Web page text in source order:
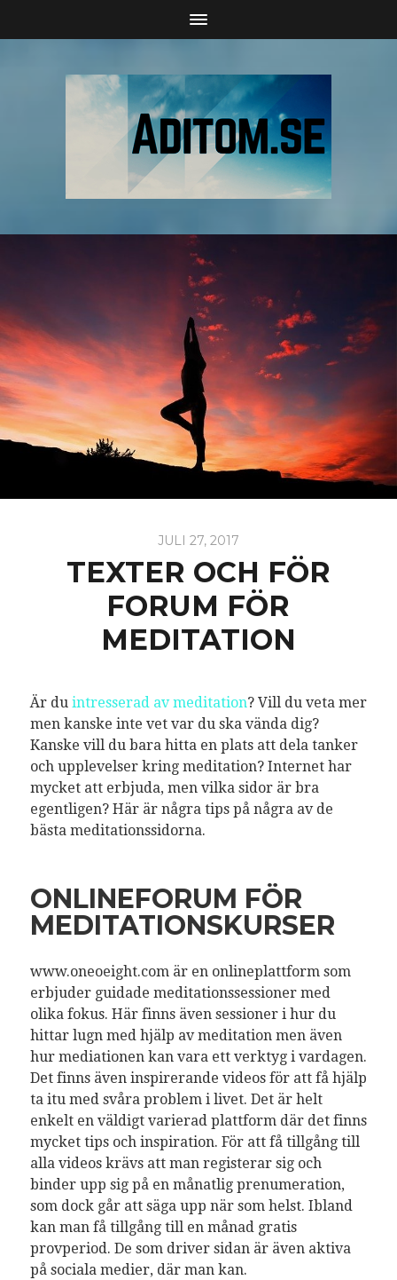
JULI 27, 2017
TEXTER OCH FÖR
FORUM FÖR
MEDITATION
Är du intresserad av meditation? Vill du veta mer
men kanske inte vet var du ska vända dig?
Kanske vill du bara hitta en plats att dela tanker
och upplevelser kring meditation? Internet har
mycket att erbjuda, men vilka sidor är bra
egentligen? Här är några tips på några av de
bästa meditationssidorna.
ONLINEFORUM FÖR
MEDITATIONSKURSER
www.oneoeight.com är en onlineplattform som
erbjuder guidade meditationssessioner med
olika fokus. Här finns även sessioner i hur du
hittar lugn med hjälp av meditation men även
hur mediationen kan vara ett verktyg i vardagen.
Det finns även inspirerande videos för att få hjälp
ta itu med svåra problem i livet. Det är helt
enkelt en väldigt varierad plattform där det finns
mycket tips och inspiration. För att få tillgång till
alla videos krävs att man registerar sig och
binder upp sig på en månatlig prenumeration,
som dock går att säga upp när som helst. Ibland
kan man få tillgång till en månad gratis
provperiod. De som driver sidan är även aktiva
på sociala medier, där man kan.